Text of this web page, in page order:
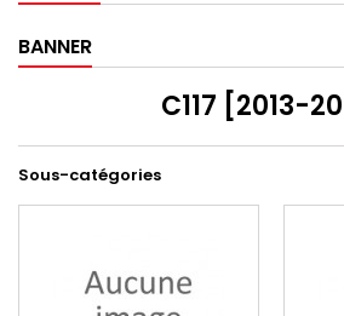
BANNER
C117 [2013-
Sous-catégories